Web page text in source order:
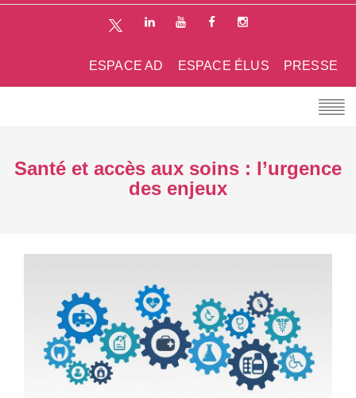
PRESSE
ESPACE ÉLUS
ESPACE AD
Santé et accès aux soins : l’urgence
des enjeux